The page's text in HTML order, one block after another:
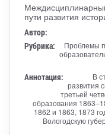
пути развития
Автор:
Рубрика:
Проблемы
Аннотация:
В
развития
третьей
образования
1862 и 1863, 1873
Вологодскую